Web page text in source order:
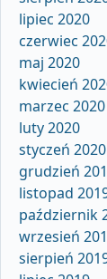
lipiec 2020
czerwiec
maj 2020
kwiecień
marzec 2020
luty 2020
styczeń 2020
grudzień
listopad
październik
wrzesień
sierpień